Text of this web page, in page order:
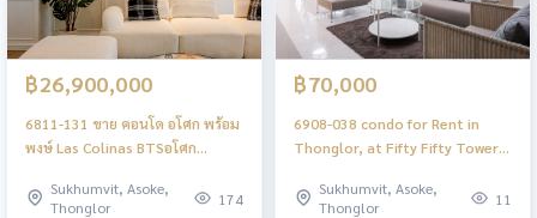
฿26,900,000
6811-131 ขาย คอนโด อโศก พร้อม
พงษ์ Las Colinas BTSอโศก
Sukhumvit, Asoke,
Thonglor
174
฿70,000
6908-038 condo for Rent in
Thonglor, at Fifty Fifty Tower
Sukhumvit, Asoke,
Thonglor
11